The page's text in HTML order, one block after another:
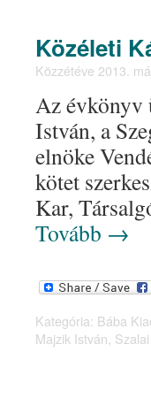
Közéleti
Közzétéve 2013.
Az évkönyv
István, a
elnöke
kötet
Kar,
Tovább →
Kategória: Bába
Majzik István